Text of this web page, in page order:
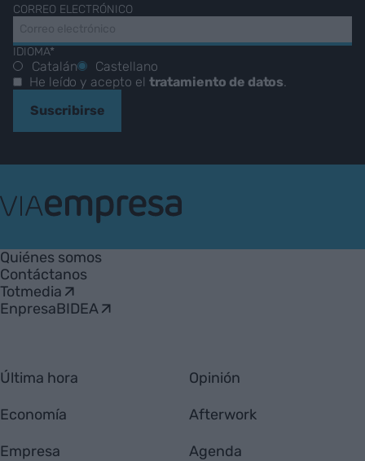
CORREO ELECTRÓNICO
IDIOMA*
Catalán
Castellano
He leído y acepto el tratamiento de datos.
Suscribirse
Empresa
Quiénes somos
Contáctanos
Totmedia
EnpresaBIDEA
Última hora
Economía
Empresa
Opinión
Afterwork
Agenda